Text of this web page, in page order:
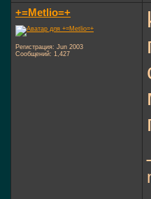
+=Metlio=+
Регистрация: Jun 2003
Сообщений: 1,427